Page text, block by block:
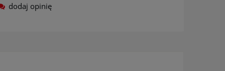
dodaj opinię